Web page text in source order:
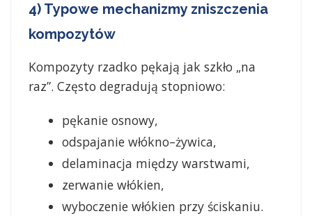
4) Typowe mechanizmy zniszczenia
kompozytów
Kompozyty rzadko pękają jak szkło „na
raz”. Często degradują stopniowo:
pękanie osnowy,
odspajanie włókno–żywica,
delaminacja między warstwami,
zerwanie włókien,
wyboczenie włókien przy ściskaniu.